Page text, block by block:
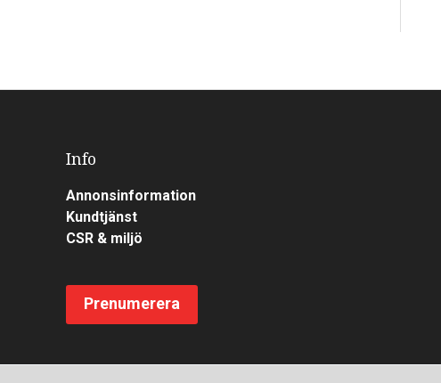
Info
Annonsinformation
Kundtjänst
CSR & miljö
Prenumerera